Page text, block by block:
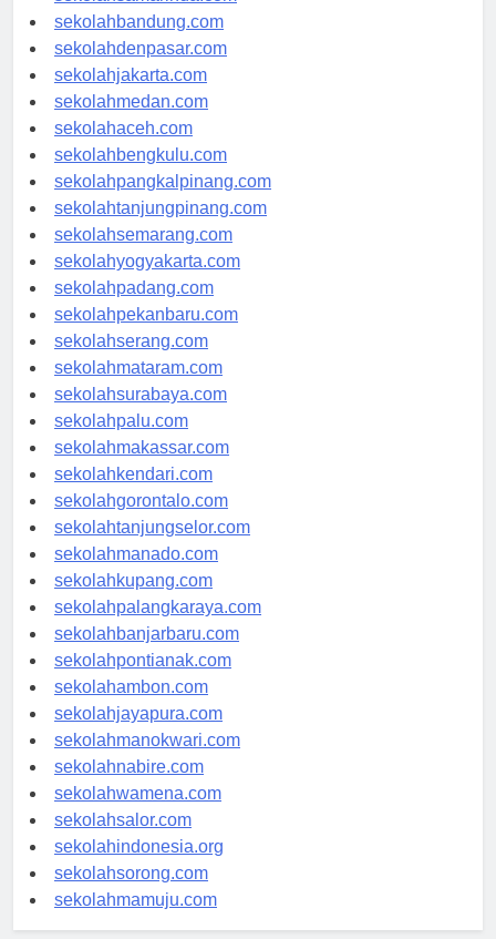
sekolahsamarinda.com
sekolahbandung.com
sekolahdenpasar.com
sekolahjakarta.com
sekolahmedan.com
sekolahaceh.com
sekolahbengkulu.com
sekolahpangkalpinang.com
sekolahtanjungpinang.com
sekolahsemarang.com
sekolahyogyakarta.com
sekolahpadang.com
sekolahpekanbaru.com
sekolahserang.com
sekolahmataram.com
sekolahsurabaya.com
sekolahpalu.com
sekolahmakassar.com
sekolahkendari.com
sekolahgorontalo.com
sekolahtanjungselor.com
sekolahmanado.com
sekolahkupang.com
sekolahpalangkaraya.com
sekolahbanjarbaru.com
sekolahpontianak.com
sekolahambon.com
sekolahjayapura.com
sekolahmanokwari.com
sekolahnabire.com
sekolahwamena.com
sekolahsalor.com
sekolahindonesia.org
sekolahsorong.com